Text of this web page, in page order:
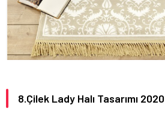
8.Çilek Lady Halı Tasarımı 2020